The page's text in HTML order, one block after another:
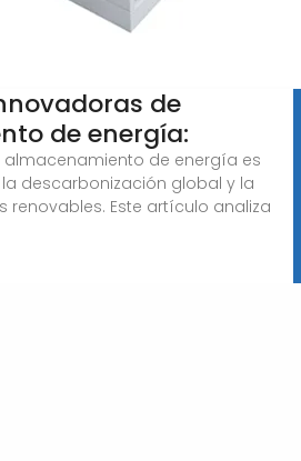
de
de energía:
almacenamiento de energía es
descarbonización global y la
renovables. Este artículo analiza